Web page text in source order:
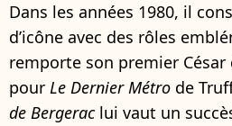
Dans les années 1980, il
d’icône avec des rôles
remporte son premier
pour Le Dernier Métro de
de Bergeraclui vaut un